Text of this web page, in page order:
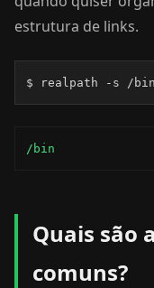
estrutura de links.
$ realpath -s /
/bin
Quais são
comuns?